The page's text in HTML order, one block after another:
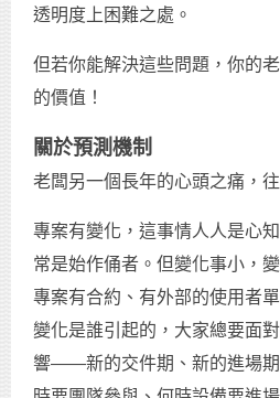
透明度上困難之處。
但若你能解決這些問題，你的
的價值！
關於預測機制
老闆另一個長年的心頭之痛，
專案有變化，這事情人人是心
常是始作俑者。但變化事小，
專案有合約、有外部的使用者
變化是誰引起的，大家總要面
響——新的交件期、新的進場